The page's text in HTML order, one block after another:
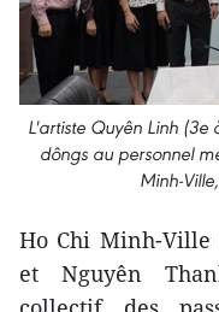
L'artiste Quyên Linh
dôngs au personnel
Minh-
Ho Chi Minh-Ville
et Nguyên